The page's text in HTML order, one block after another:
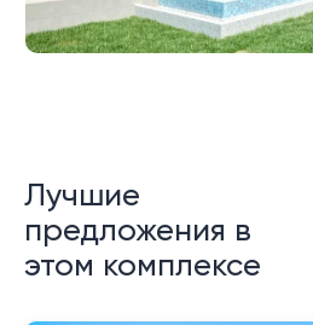
Лучшие
предложения в
этом комплексе